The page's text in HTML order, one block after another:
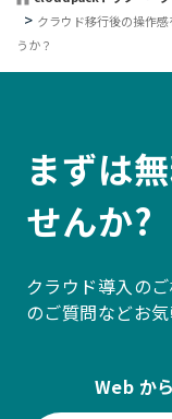
クラウド移行後の操作
うか？
まずは
せんか?
クラウド導入の
のご質問などお
Web か